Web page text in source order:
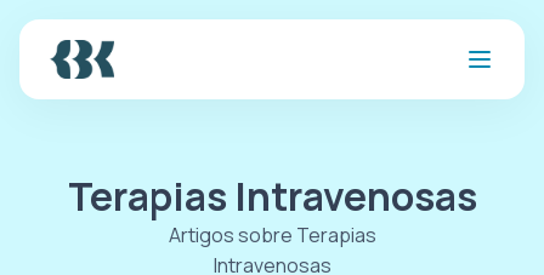
Terapias Intravenosas
Artigos sobre Terapias
Intravenosas